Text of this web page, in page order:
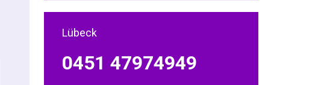
Lübeck
0451 47974949